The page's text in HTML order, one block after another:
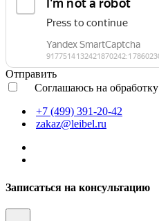
Отправить
Соглашаюсь на обработку
+7 (499) 391-20-42
zakaz@leibel.ru
Записаться на консультацию